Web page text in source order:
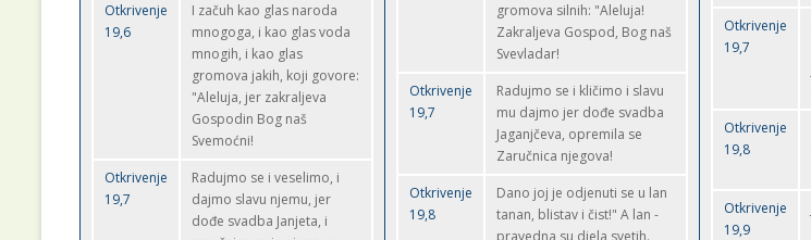
Otkrivenje
19,6
I začuh kao glas naroda
mnogoga, i kao glas voda
mnogih, i kao glas
gromova jakih, koji govore:
"Aleluja, jer zakraljeva
Gospodin Bog naš
Svemoćni!
Otkrivenje
19,7
Radujmo se i veselimo, i
dajmo slavu njemu, jer
dođe svadba Janjeta, i
gromova silnih: "Aleluja!
Zakraljeva Gospod, Bog naš
Svevladar!
Otkrivenje
19,7
Radujmo se i kličimo i slavu
mu dajmo jer dođe svadba
Jaganjčeva, opremila se
Zaručnica njegova!
Otkrivenje
19,8
Dano joj je odjenuti se u lan
tanan, blistav i čist!" A lan -
pravedna su djela svetih.
Otkrivenje
19,7
Otkrivenje
19,8
Otkrivenje
19,9